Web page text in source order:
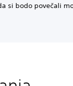
si bodo povečali